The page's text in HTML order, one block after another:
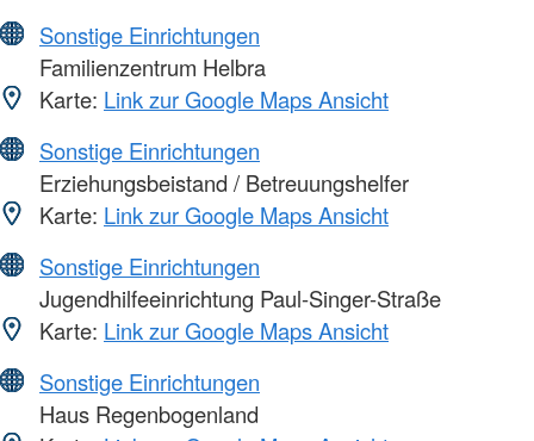
Sonstige Einrichtungen
Familienzentrum Helbra
Karte: Link zur Google Maps Ansicht
Sonstige Einrichtungen
Erziehungsbeistand / Betreuungshelfer
Karte: Link zur Google Maps Ansicht
Sonstige Einrichtungen
Jugendhilfeeinrichtung Paul-Singer-Straße
Karte: Link zur Google Maps Ansicht
Sonstige Einrichtungen
Haus Regenbogenland